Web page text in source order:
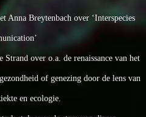
Anna Breytenbach over ‘Interspecies
over o.a. de renaissance van het
of genezing door de lens van
en ecologie.